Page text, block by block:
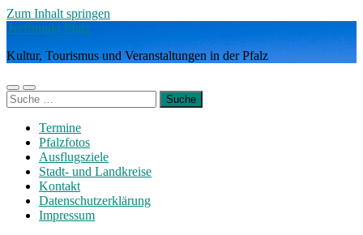
Zum Inhalt springen
Treffpunkt Pfalz
Kultur, Tourismus und Veranstaltungen in der Pfalz
Mobile-
Menü
Suchfeld
ein-/ausblenden
Suche
nach:
Termine
Pfalzfotos
Ausflugsziele
Stadt- und Landkreise
Kontakt
Datenschutzerklärung
Impressum